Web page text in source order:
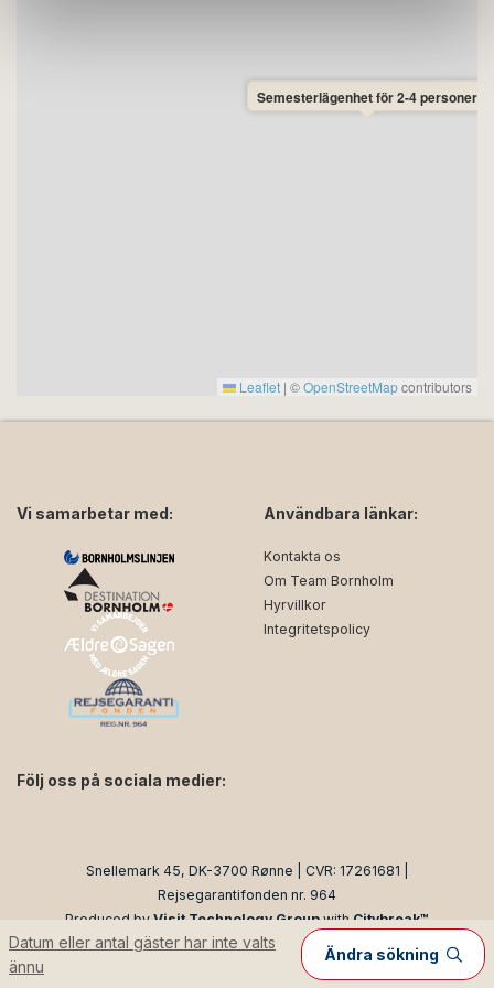
• Avstånd till havet: 300 meter fågelvägen.
• Avstånd till shopping: 1,7 km till SuperBrugsen och
Datum eller antal gäster har inte valts
ännu
Ändra sökning
Semesterlägenhet för 2-4 personer
Leaflet | ©OpenStreetMapcontributors
Vi samarbetar med:
Följ oss på sociala medier:
Användbara länkar:
Kontakta os
Om Team Bornholm
Hyrvillkor
Integritetspolicy
Snellemark 45, DK-3700 Rønne | CVR: 17261681 |
Rejsegarantifonden nr. 964
Produced by Visit Technology Group with Citybreak™
Information & Reservation System